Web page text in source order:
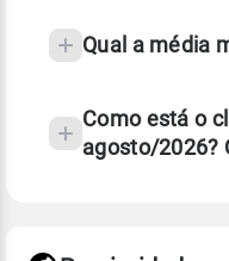
Qual a média
Como está o
agosto/2026?